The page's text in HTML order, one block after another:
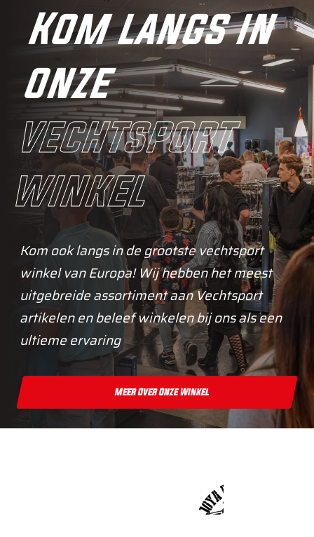
Kom langs in
onze
vechtsport
winkel
Kom ook langs in de grootste vechtsport
winkel van Europa! Wij hebben het meest
uitgebreide assortiment aan Vechtsport
artikelen en beleef winkelen bij ons als een
ultieme ervaring
Meer Over Onze Winkel